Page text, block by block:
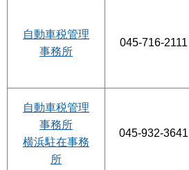
自動車税管理
事務所
045-716-2111
自動車税管理
事務所
横浜駐在事務
所
045-932-3641